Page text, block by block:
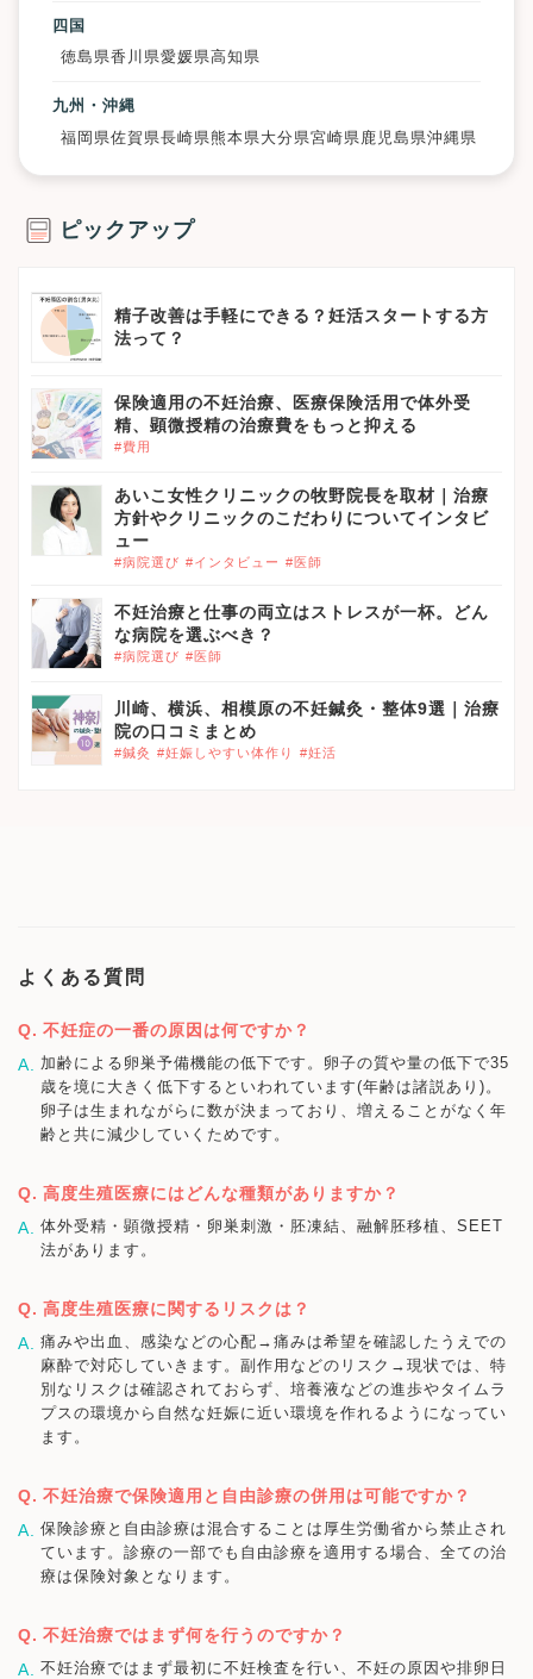
四国
徳島県香川県愛媛県高知県
九州・沖縄
福岡県佐賀県長崎県 熊本県 大分県宮崎県 鹿児島県沖縄県
ピックアップ
精子改善は手軽にできる？妊活スタートする方
法って？
保険適用の不妊治療、医療保険活用で体外受
精、顕微授精の治療費をもっと抑える
#費用
あいこ女性クリニックの牧野院長を取材｜治療
方針やクリニックのこだわりについてインタビ
ュー
#病院選び #インタビュー #医師
不妊治療と仕事の両立はストレスが一杯。どん
な病院を選ぶべき？
#病院選び #医師
川崎、横浜、相模原の不妊鍼灸・整体9選｜治療
院の口コミまとめ
#鍼灸 #妊娠しやすい体作り #妊活
よくある質問
不妊症の一番の原因は何ですか？
加齢による卵巣予備機能の低下です。卵子の質や量の低下で35
歳を境に大きく低下するといわれています(年齢は諸説あり)。
卵子は生まれながらに数が決まっており、増えることがなく年
齢と共に減少していくためです。
高度生殖医療にはどんな種類がありますか？
体外受精・顕微授精・卵巣刺激・胚凍結、融解胚移植、SEET
法があります。
高度生殖医療に関するリスクは？
痛みや出血、感染などの心配→痛みは希望を確認したうえでの
麻酔で対応していきます。副作用などのリスク→現状では、特
別なリスクは確認されておらず、培養液などの進歩やタイムラ
プスの環境から自然な妊娠に近い環境を作れるようになってい
ます。
不妊治療で保険適用と自由診療の併用は可能ですか？
保険診療と自由診療は混合することは厚生労働省から禁止され
ています。診療の一部でも自由診療を適用する場合、全ての治
療は保険対象となります。
不妊治療ではまず何を行うのですか？
不妊治療ではまず最初に不妊検査を行い、不妊の原因や排卵日